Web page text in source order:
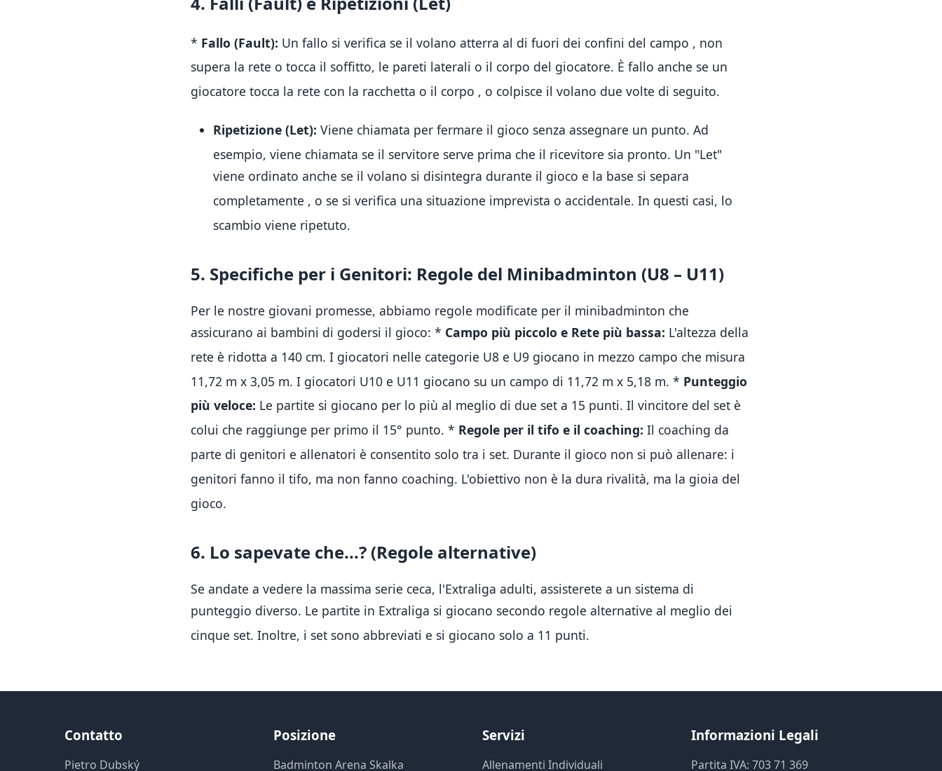
* Fallo (Fault): Un fallo si verifica se il volano atterra al di fuori dei confini del campo , non
supera la rete o tocca il soffitto, le pareti laterali o il corpo del giocatore. È fallo anche se un
giocatore tocca la rete con la racchetta o il corpo , o colpisce il volano due volte di seguito.
Ripetizione (Let): Viene chiamata per fermare il gioco senza assegnare un punto. Ad
esempio, viene chiamata se il servitore serve prima che il ricevitore sia pronto. Un "Let"
viene ordinato anche se il volano si disintegra durante il gioco e la base si separa
completamente , o se si verifica una situazione imprevista o accidentale. In questi casi, lo
scambio viene ripetuto.
5. Specifiche per i Genitori: Regole del Minibadminton (U8 – U11)
Per le nostre giovani promesse, abbiamo regole modificate per il minibadminton che
assicurano ai bambini di godersi il gioco: * Campo più piccolo e Rete più bassa: L'altezza della
rete è ridotta a 140 cm. I giocatori nelle categorie U8 e U9 giocano in mezzo campo che misura
11,72 m x 3,05 m. I giocatori U10 e U11 giocano su un campo di 11,72 m x 5,18 m. * Punteggio
più veloce: Le partite si giocano per lo più al meglio di due set a 15 punti. Il vincitore del set è
colui che raggiunge per primo il 15° punto. * Regole per il tifo e il coaching: Il coaching da
parte di genitori e allenatori è consentito solo tra i set. Durante il gioco non si può allenare: i
genitori fanno il tifo, ma non fanno coaching. L'obiettivo non è la dura rivalità, ma la gioia del
gioco.
6. Lo sapevate che...? (Regole alternative)
Se andate a vedere la massima serie ceca, l'Extraliga adulti, assisterete a un sistema di
punteggio diverso. Le partite in Extraliga si giocano secondo regole alternative al meglio dei
cinque set. Inoltre, i set sono abbreviati e si giocano solo a 11 punti.
Contatto
Pietro Dubský
Posizione
Badminton Arena Skalka
Servizi
Allenamenti Individuali
Informazioni Legali
Partita IVA: 703 71 369